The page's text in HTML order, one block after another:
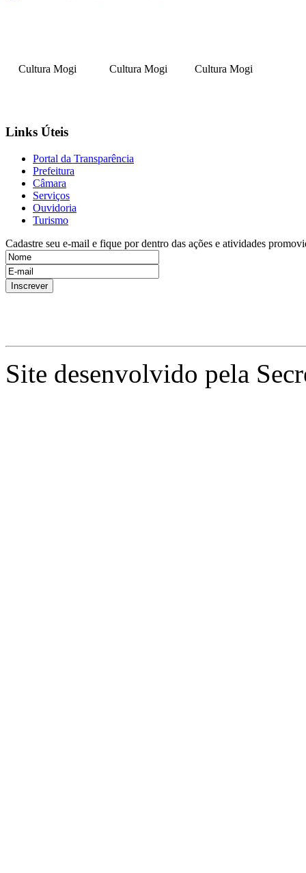
Cultura Mogi Cultura Mogi Cultura Mogi
Links Úteis
Portal da Transparência
Prefeitura
Câmara
Serviços
Ouvidoria
Turismo
Cadastre seu e-mail e fique por dentro das ações e atividades
Site desenvolvido pela